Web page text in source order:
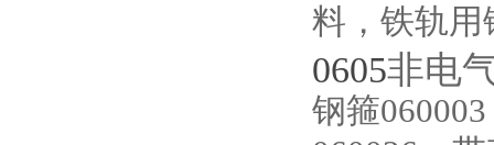
料，铁轨用
0605非电
钢箍